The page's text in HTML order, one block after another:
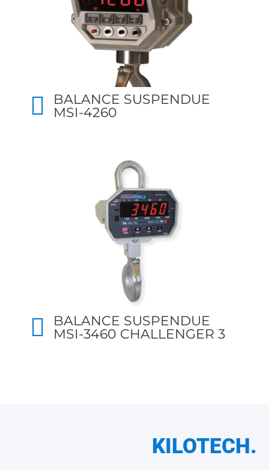
BALANCE SUSPENDUE
MSI-4260
BALANCE SUSPENDUE
MSI-3460 CHALLENGER 3
KILOTECH.